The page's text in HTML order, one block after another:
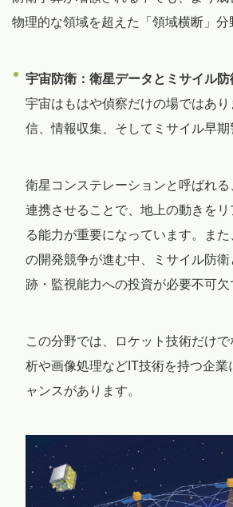
物理的な領域を超えた「領域横断」分
宇宙防衛：衛星データとミサイル防
宇宙はもはや偵察だけの場ではあ
信、情報収集、そしてミサイル早期
衛星コンステレーションと呼ばれ
連携させることで、地上の動きを
る能力が重要になっています。ま
の開発競争が進む中、ミサイル防
跡・監視能力への投資が必要不可欠
この分野では、ロケット技術だけ
析や画像処理などIT技術を持つ企業
ャンスがあります。